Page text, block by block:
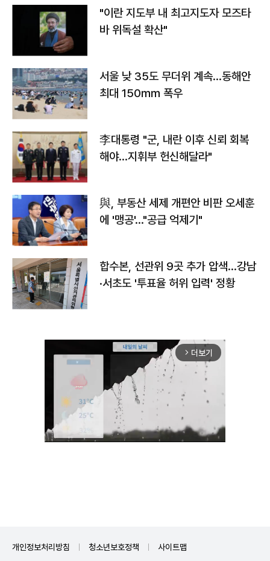
"이란 지도부 내 최고지도자 모즈타
바 위독설 확산"
서울 낮 35도 무더위 계속…동해안
최대 150㎜ 폭우
李대통령 "군, 내란 이후 신뢰 회복
해야…지휘부 헌신해달라"
與, 부동산 세제 개편안 비판 오세훈
에 '맹공'…"공급 억제기"
합수본, 선관위 9곳 추가 압색…강남
·서초도 '투표율 허위 입력' 정황
arrow_forward_ios 더보기
개인정보처리방침 청소년보호정책 사이트맵